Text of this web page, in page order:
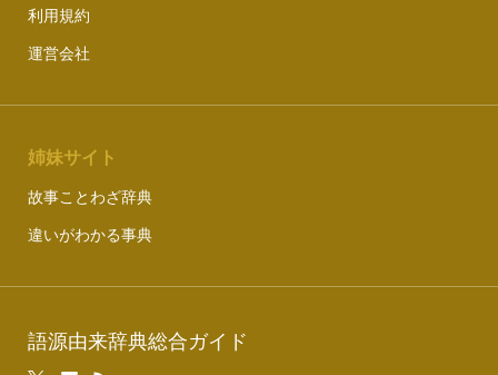
利用規約
運営会社
姉妹サイト
故事ことわざ辞典
違いがわかる事典
語源由来辞典総合ガイド